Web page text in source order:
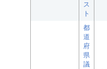
ス
ト
都
道
府
県
議